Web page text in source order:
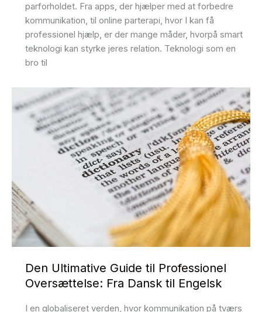
parforholdet. Fra apps, der hjælper med at forbedre
kommunikation, til online parterapi, hvor I kan få
professionel hjælp, er der mange måder, hvorpå smart
teknologi kan styrke jeres relation. Teknologi som en
bro til
Den Ultimative Guide til Professionel
Oversættelse: Fra Dansk til Engelsk
I en globaliseret verden, hvor kommunikation på tværs